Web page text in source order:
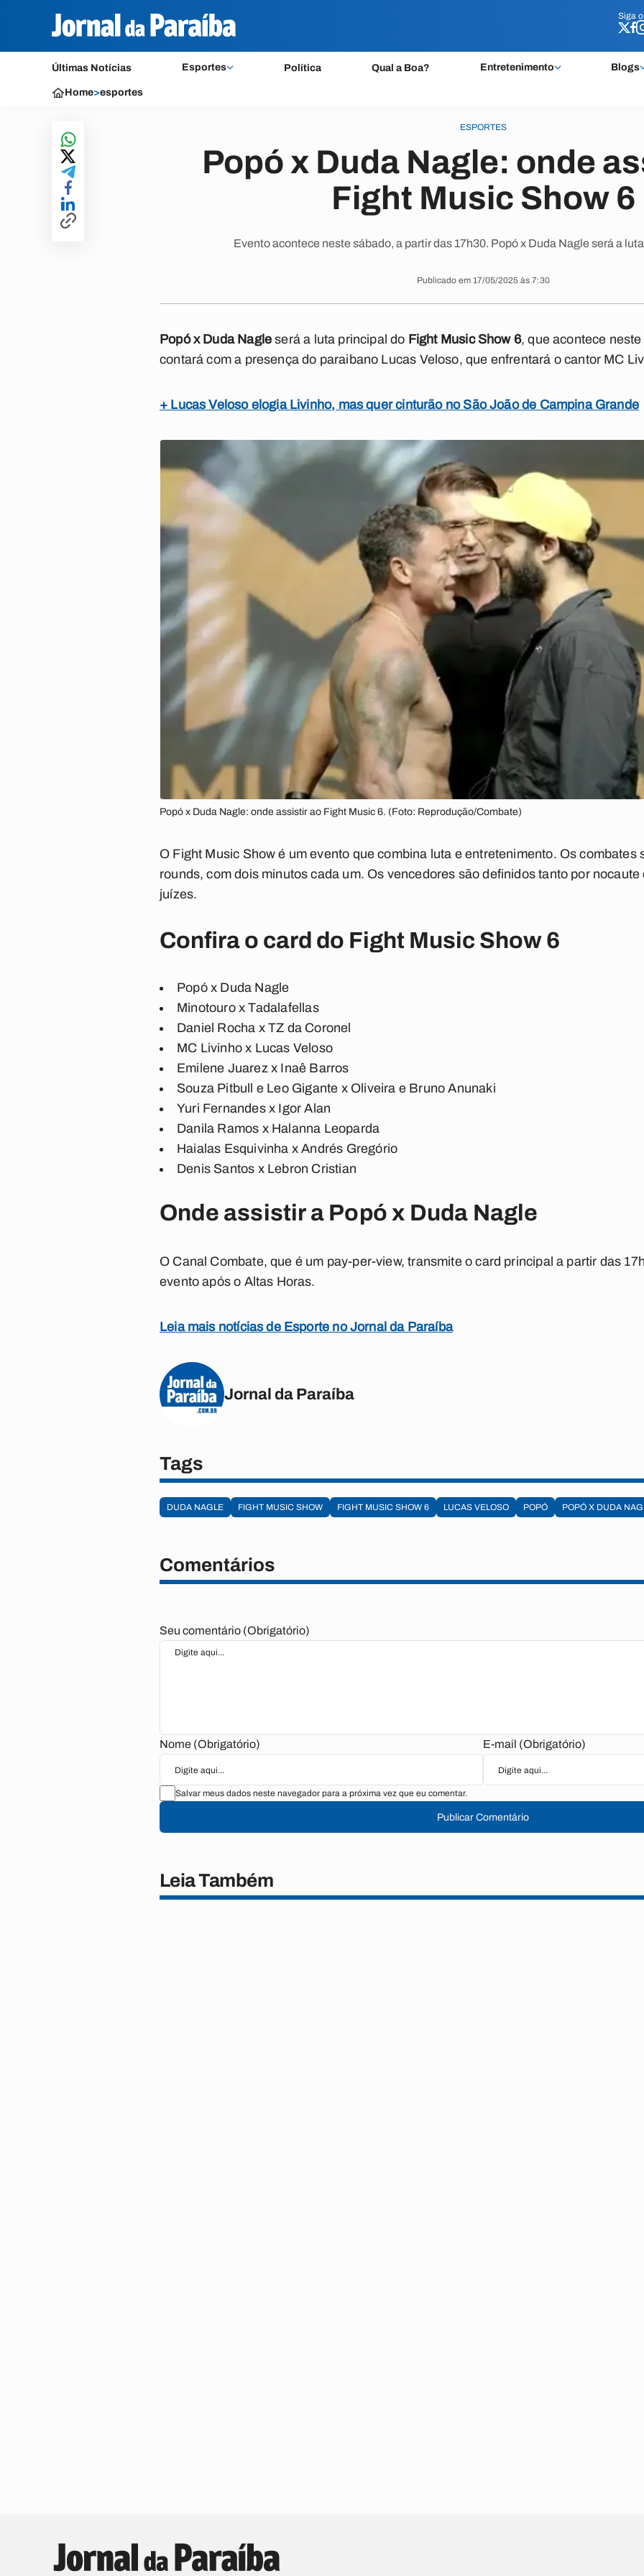
Siga
Últimas Notícias Esportes Política Qual a Boa? Entretenimento Blogs
Siga
Home>esportes
ESPORTES
Popó x Duda Nagle: onde
Fight Music Show 6
Evento acontece neste sábado, a partir das 17h30. Popó x Duda Nagle será a
Publicado em 17/05/2025 às 7:30
Popó x Duda Nagle será a luta principal do Fight Music Show 6, que acontece
contará com a presença do paraibano Lucas Veloso, que enfrentará o cantor MC
+ Lucas Veloso elogia Livinho, mas quer cinturão no São João de Campina Grande
Popó x Duda Nagle: onde assistir ao Fight Music 6. (Foto: Reprodução/Combate)
O Fight Music Show é um evento que combina luta e entretenimento. Os combates
rounds, com dois minutos cada um. Os vencedores são definidos tanto por
juízes.
Confira o card do Fight Music Show 6
Popó x Duda Nagle
Minotouro x Tadalafellas
Daniel Rocha x TZ da Coronel
MC Livinho x Lucas Veloso
Emilene Juarez x Inaê Barros
Souza Pitbull e Leo Gigante x Oliveira e Bruno Anunaki
Yuri Fernandes x Igor Alan
Danila Ramos x Halanna Leoparda
Haialas Esquivinha x Andrés Gregório
Denis Santos x Lebron Cristian
Onde assistir a Popó x Duda Nagle
O Canal Combate, que é um pay-per-view, transmite o card principal a partir das
evento após o Altas Horas.
Leia mais notícias de Esporte no Jornal da Paraíba
Jornal da Paraíba
Tags
DUDA NAGLE FIGHT MUSIC SHOW FIGHT MUSIC SHOW 6 LUCAS VELOSO POPÓ POPÓ X DUDA
Comentários
Seu comentário (Obrigatório)
Nome (Obrigatório) E-mail (Obrigatório)
Salvar meus dados neste navegador para a próxima vez que eu comentar.
Publicar Comentário
Leia Também